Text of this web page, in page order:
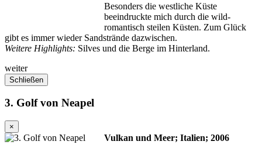
Besonders die westliche Küste
beeindruckte mich durch die wild-
romantisch steilen Küsten. Zum Glück
gibt es immer wieder Sandstrände dazwischen.
Weitere Highlights: Silves und die Berge im Hinterland.
weiter
Schließen
3. Golf von Neapel
×
Vulkan und Meer; Italien; 2006